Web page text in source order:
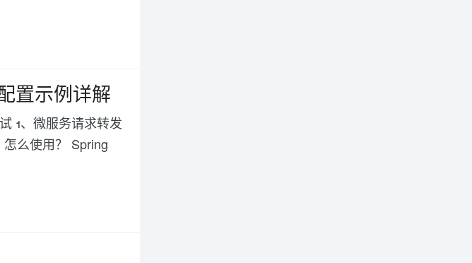
置示例详解
1、微服务请求转发
么使用？ Spring